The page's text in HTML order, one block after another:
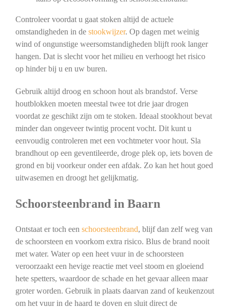
Controleer voordat u gaat stoken altijd de actuele
omstandigheden in de stookwijzer. Op dagen met weinig
wind of ongunstige weersomstandigheden blijft rook langer
hangen. Dat is slecht voor het milieu en verhoogt het risico
op hinder bij u en uw buren.
Gebruik altijd droog en schoon hout als brandstof. Verse
houtblokken moeten meestal twee tot drie jaar drogen
voordat ze geschikt zijn om te stoken. Ideaal stookhout bevat
minder dan ongeveer twintig procent vocht. Dit kunt u
eenvoudig controleren met een vochtmeter voor hout. Sla
brandhout op een geventileerde, droge plek op, iets boven de
grond en bij voorkeur onder een afdak. Zo kan het hout goed
uitwasemen en droogt het gelijkmatig.
Schoorsteenbrand in Baarn
Ontstaat er toch een schoorsteenbrand, blijf dan zelf weg van
de schoorsteen en voorkom extra risico. Blus de brand nooit
met water. Water op een heet vuur in de schoorsteen
veroorzaakt een hevige reactie met veel stoom en gloeiend
hete spetters, waardoor de schade en het gevaar alleen maar
groter worden. Gebruik in plaats daarvan zand of keukenzout
om het vuur in de haard te doven en sluit direct de